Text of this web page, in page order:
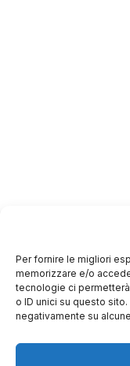
Per fornire le migliori
memorizzare e/o
tecnologie ci
o ID unici su questo
negativamente su